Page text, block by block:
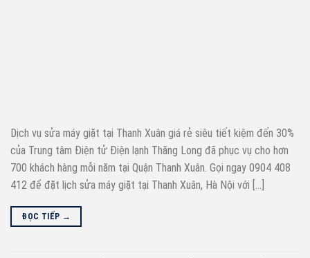
Dịch vụ sửa máy giặt tại Thanh Xuân giá rẻ siêu tiết kiệm đến 30%
của Trung tâm Điện tử Điện lạnh Thăng Long đã phục vụ cho hơn
700 khách hàng mỗi năm tại Quận Thanh Xuân. Gọi ngay 0904 408
412 để đặt lịch sửa máy giặt tại Thanh Xuân, Hà Nội với […]
ĐỌC TIẾP →